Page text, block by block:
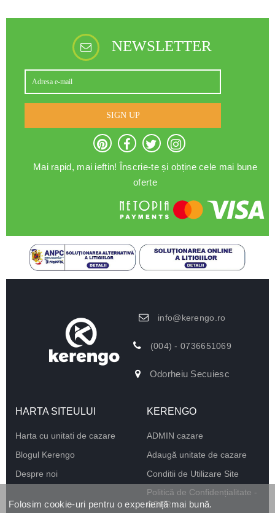
NEWSLETTER
SIGN UP
Mai rapid, mai ieftin! Înscrie-te și obține cele mai bune
oferte
info@kerengo.ro
(004) - 0736651069
Odorheiu Secuiesc
HARTA SITEULUI
Harta cu unitati de cazare
Blogul Kerengo
Despre noi
KERENGO
ADMIN cazare
Adaugă unitate de cazare
Conditii de Utilizare Site
Politică de Confidențialitate -
GDPR
Folosim cookie-uri pentru o experiență mai bună.